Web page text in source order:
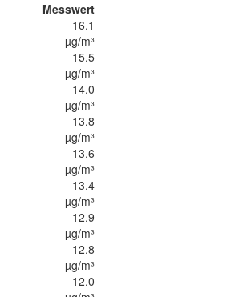
Messwert
16.1
µg/m³
15.5
µg/m³
14.0
µg/m³
13.8
µg/m³
13.6
µg/m³
13.4
µg/m³
12.9
µg/m³
12.8
µg/m³
12.0